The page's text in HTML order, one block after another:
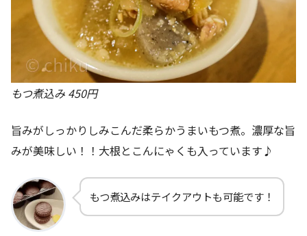
もつ煮込み 450円
旨みがしっかりしみこんだ柔らかうまいもつ煮。濃厚な旨
みが美味しい！！大根とこんにゃくも入っています♪
もつ煮込みはテイクアウトも可能です！